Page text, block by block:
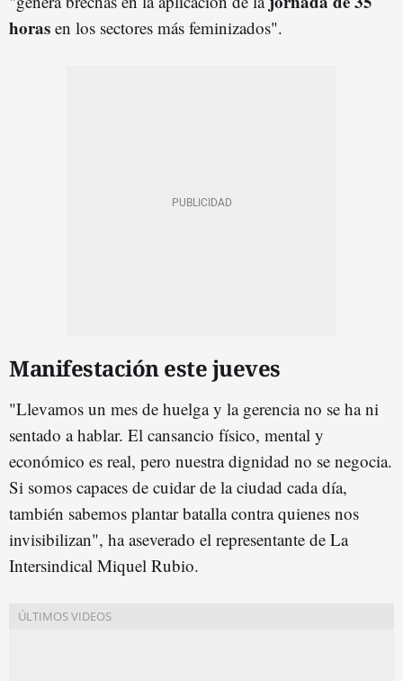
horas en los sectores más feminizados".
Manifestación este jueves
"Llevamos un mes de huelga y la gerencia no se ha ni
sentado a hablar. El cansancio físico, mental y
económico es real, pero nuestra dignidad no se negocia.
Si somos capaces de cuidar de la ciudad cada día,
también sabemos plantar batalla contra quienes nos
invisibilizan", ha aseverado el representante de La
Intersindical Miquel Rubio.